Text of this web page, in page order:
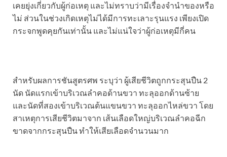
เคยยุ่งเกี่ยวกับผู้ก่อเหตุ และไม่ทราบว่ามีเรื่องจำนำของหรือ
ไม่ ส่วนในช่วงเกิดเหตุไม่ได้มีการทะเลาะรุนแรง เพียงเปิด
กระจกพูดคุยกันเท่านั้น และไม่แน่ใจว่าผู้ก่อเหตุมีกี่คน
สำหรับผลการชันสูตรศพ ระบุว่า ผู้เสียชีวิตถูกกระสุนปืน 2
นัด นัดแรกเข้าบริเวณลำคอด้านขวา ทะลุออกด้านซ้าย
และนัดที่สองเข้าบริเวณต้นแขนขวา ทะลุออกไหล่ขวา โดย
สาเหตุการเสียชีวิตมาจาก เส้นเลือดใหญ่บริเวณลำคอฉีก
ขาดจากกระสุนปืน ทำให้เสียเลือดจำนวนมาก